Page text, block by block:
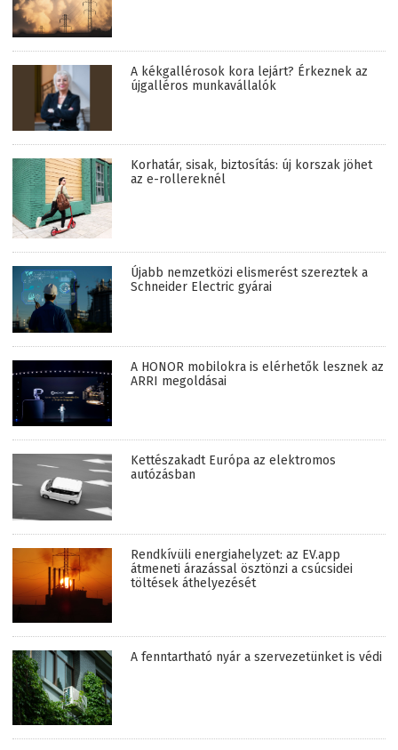
A kékgallérosok kora lejárt? Érkeznek az
újgalléros munkavállalók
Korhatár, sisak, biztosítás: új korszak jöhet
az e-rollereknél
Újabb nemzetközi elismerést szereztek a
Schneider Electric gyárai
A HONOR mobilokra is elérhetők lesznek az
ARRI megoldásai
Kettészakadt Európa az elektromos
autózásban
Rendkívüli energiahelyzet: az EV.app
átmeneti árazással ösztönzi a csúcsidei
töltések áthelyezését
A fenntartható nyár a szervezetünket is védi